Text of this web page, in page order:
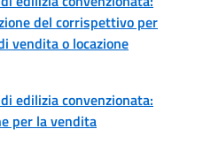
del corrispettivo per
vendita o locazione
edilizia convenzionata:
per la vendita